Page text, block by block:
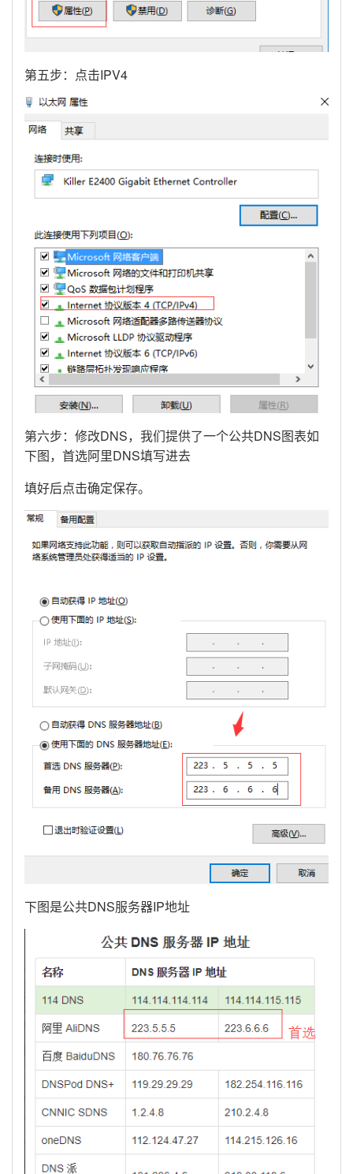
第五步：点击IPV4
第六步：修改DNS，我们提供了一个公共DNS图表如
下图，首选阿里DNS填写进去
填好后点击确定保存。
下图是公共DNS服务器IP地址